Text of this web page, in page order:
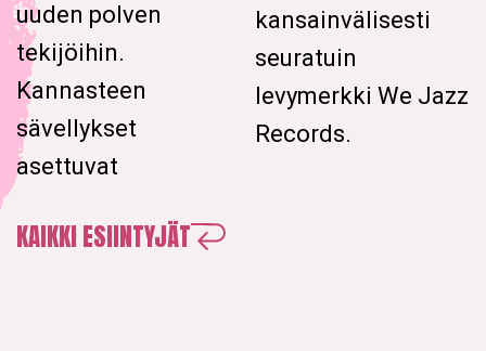
uuden polven
tekijöihin.
Kannasteen
sävellykset
asettuvat
kansainvälisesti
seuratuin
levymerkki We Jazz
Records.
KAIKKI ESIINTYJÄT